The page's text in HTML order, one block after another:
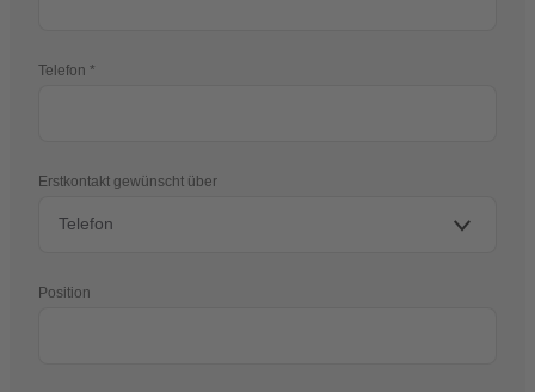
Telefon
Erstkontakt gewünscht über
Position